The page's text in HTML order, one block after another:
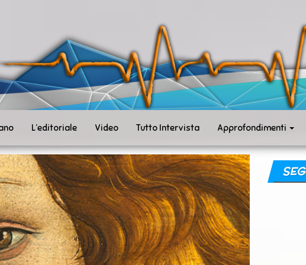
L’editoriale Video Tutto Intervista Approfondimenti